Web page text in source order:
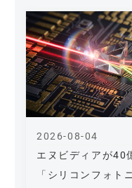
エヌビディアが40
「シリコンフォト
2026-08-04